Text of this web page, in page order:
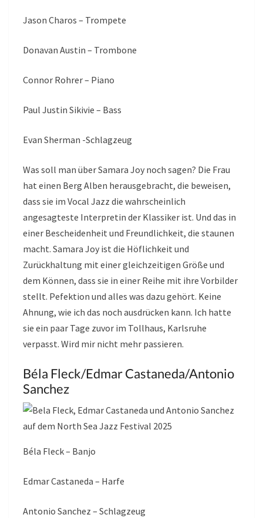
Jason Charos – Trompete
Donavan Austin – Trombone
Connor Rohrer – Piano
Paul Justin Sikivie – Bass
Evan Sherman -Schlagzeug
Was soll man über Samara Joy noch sagen? Die Frau
hat einen Berg Alben herausgebracht, die beweisen,
dass sie im Vocal Jazz die wahrscheinlich
angesagteste Interpretin der Klassiker ist. Und das in
einer Bescheidenheit und Freundlichkeit, die staunen
macht. Samara Joy ist die Höflichkeit und
Zurückhaltung mit einer gleichzeitigen Größe und
dem Können, dass sie in einer Reihe mit ihre Vorbilder
stellt. Pefektion und alles was dazu gehört. Keine
Ahnung, wie ich das noch ausdrücken kann. Ich hatte
sie ein paar Tage zuvor im Tollhaus, Karlsruhe
verpasst. Wird mir nicht mehr passieren.
Béla Fleck/Edmar Castaneda/Antonio
Sanchez
Béla Fleck – Banjo
Edmar Castaneda – Harfe
Antonio Sanchez – Schlagzeug